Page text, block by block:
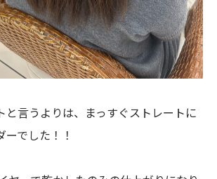
と言うよりは、まっすぐストレートに
でした！！